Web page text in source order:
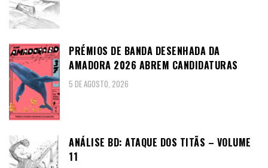
PRÉMIOS DE BANDA DESENHADA DA
AMADORA 2026 ABREM CANDIDATURAS
5 DE AGOSTO, 2026
ANÁLISE BD: ATAQUE DOS TITÃS – VOLUME
11